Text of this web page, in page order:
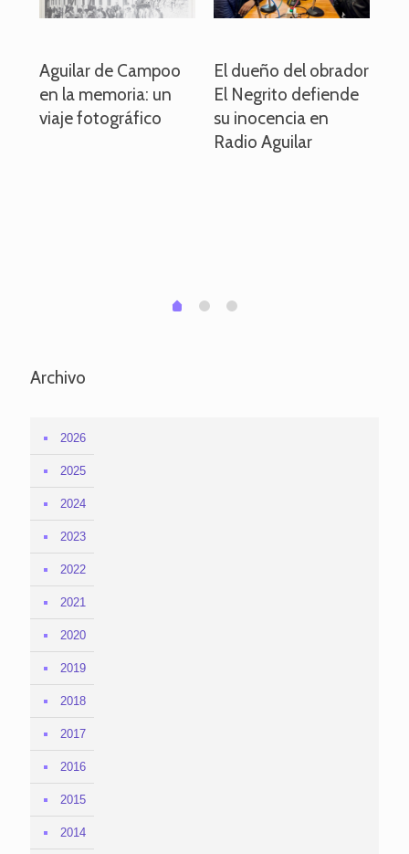
Aguilar de Campoo
en la memoria: un
viaje fotográfico
El dueño del obrador
El Negrito defiende
su inocencia en
Radio Aguilar
0 1 2
Archivo
2026
2025
2024
2023
2022
2021
2020
2019
2018
2017
2016
2015
2014